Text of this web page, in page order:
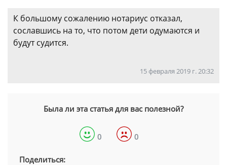
К большому сожалению нотариус отказал,
сославшись на то, что потом дети одумаются и
будут судится.
15 февраля 2019 г. 20:32
Была ли эта статья для вас полезной?
0 0
Поделиться: